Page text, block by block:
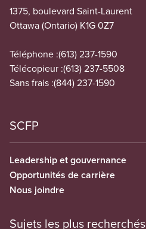
1375, boulevard Saint-Laurent
Ottawa (Ontario) K1G 0Z7
Téléphone :(613) 237-1590
Télécopieur :(613) 237-5508
Sans frais :(844) 237-1590
SCFP
Leadership et gouvernance
Opportunités de carrière
Nous joindre
Sujets les plus recherchés